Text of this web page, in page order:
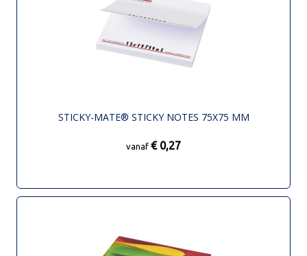
STICKY-MATE® STICKY NOTES 75X75 MM
vanaf € 0,27